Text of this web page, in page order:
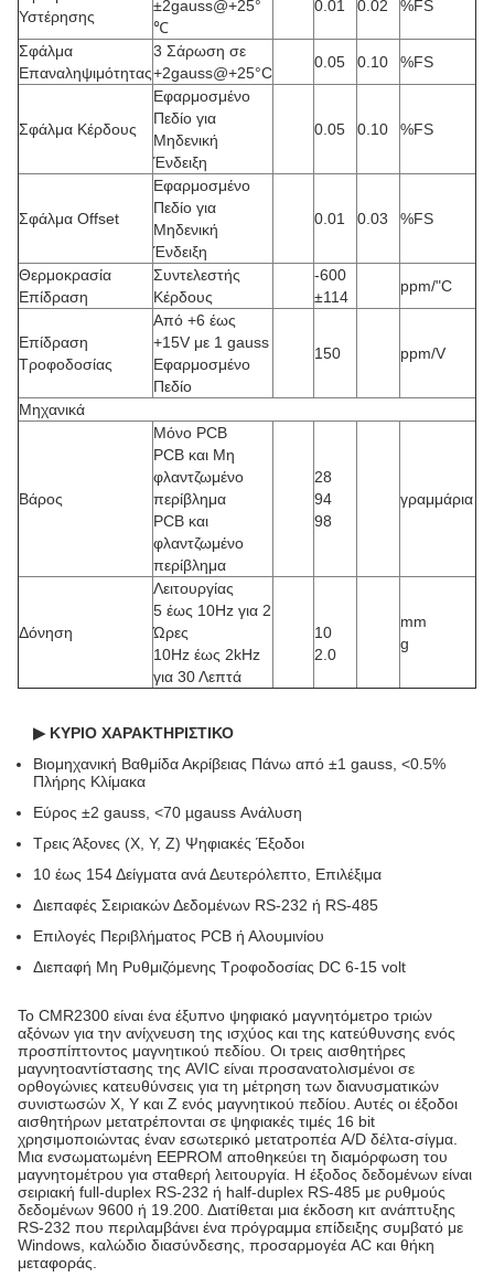
Υστέρησης
±2gauss@+25°
℃
0.01 0.02 %FS
Σφάλμα
Επαναληψιμότητας
3 Σάρωση σε
+2gauss@+25°C
0.05 0.10 %FS
Σφάλμα Κέρδους
Εφαρμοσμένο
Πεδίο για
Μηδενική
Ένδειξη
0.05 0.10 %FS
Σφάλμα Offset
Εφαρμοσμένο
Πεδίο για
Μηδενική
Ένδειξη
0.01 0.03 %FS
Θερμοκρασία
Επίδραση
Συντελεστής
Κέρδους
-600
±114
ppm/"C
Επίδραση
Τροφοδοσίας
Από +6 έως
+15V με 1 gauss
Εφαρμοσμένο
Πεδίο
150 ppm/V
Μηχανικά
Βάρος
Μόνο PCB
PCB και Μη
φλαντζωμένο
περίβλημα
PCB και
φλαντζωμένο
περίβλημα
28
94
98
γραμμάρια
Δόνηση
Λειτουργίας
5 έως 10Hz για 2
Ώρες
10Hz έως 2kHz
για 30 Λεπτά
10
2.0
mm
g
▶ ΚΥΡΙΟ ΧΑΡΑΚΤΗΡΙΣΤΙΚΟ
Βιομηχανική Βαθμίδα Ακρίβειας Πάνω από ±1 gauss, <0.5%
Πλήρης Κλίμακα
Εύρος ±2 gauss, <70 µgauss Ανάλυση
Τρεις Άξονες (X, Y, Z) Ψηφιακές Έξοδοι
10 έως 154 Δείγματα ανά Δευτερόλεπτο, Επιλέξιμα
Διεπαφές Σειριακών Δεδομένων RS-232 ή RS-485
Επιλογές Περιβλήματος PCB ή Αλουμινίου
Διεπαφή Μη Ρυθμιζόμενης Τροφοδοσίας DC 6-15 volt
Το CMR2300 είναι ένα έξυπνο ψηφιακό μαγνητόμετρο τριών
αξόνων για την ανίχνευση της ισχύος και της κατεύθυνσης ενός
προσπίπτοντος μαγνητικού πεδίου. Οι τρεις αισθητήρες
μαγνητοαντίστασης της AVIC είναι προσανατολισμένοι σε
ορθογώνιες κατευθύνσεις για τη μέτρηση των διανυσματικών
συνιστωσών X, Y και Z ενός μαγνητικού πεδίου. Αυτές οι έξοδοι
αισθητήρων μετατρέπονται σε ψηφιακές τιμές 16 bit
χρησιμοποιώντας έναν εσωτερικό μετατροπέα A/D δέλτα-σίγμα.
Μια ενσωματωμένη EEPROM αποθηκεύει τη διαμόρφωση του
μαγνητομέτρου για σταθερή λειτουργία. Η έξοδος δεδομένων είναι
σειριακή full-duplex RS-232 ή half-duplex RS-485 με ρυθμούς
δεδομένων 9600 ή 19.200. Διατίθεται μια έκδοση κιτ ανάπτυξης
RS-232 που περιλαμβάνει ένα πρόγραμμα επίδειξης συμβατό με
Windows, καλώδιο διασύνδεσης, προσαρμογέα AC και θήκη
μεταφοράς.